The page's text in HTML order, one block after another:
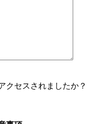
クセスされましたか？